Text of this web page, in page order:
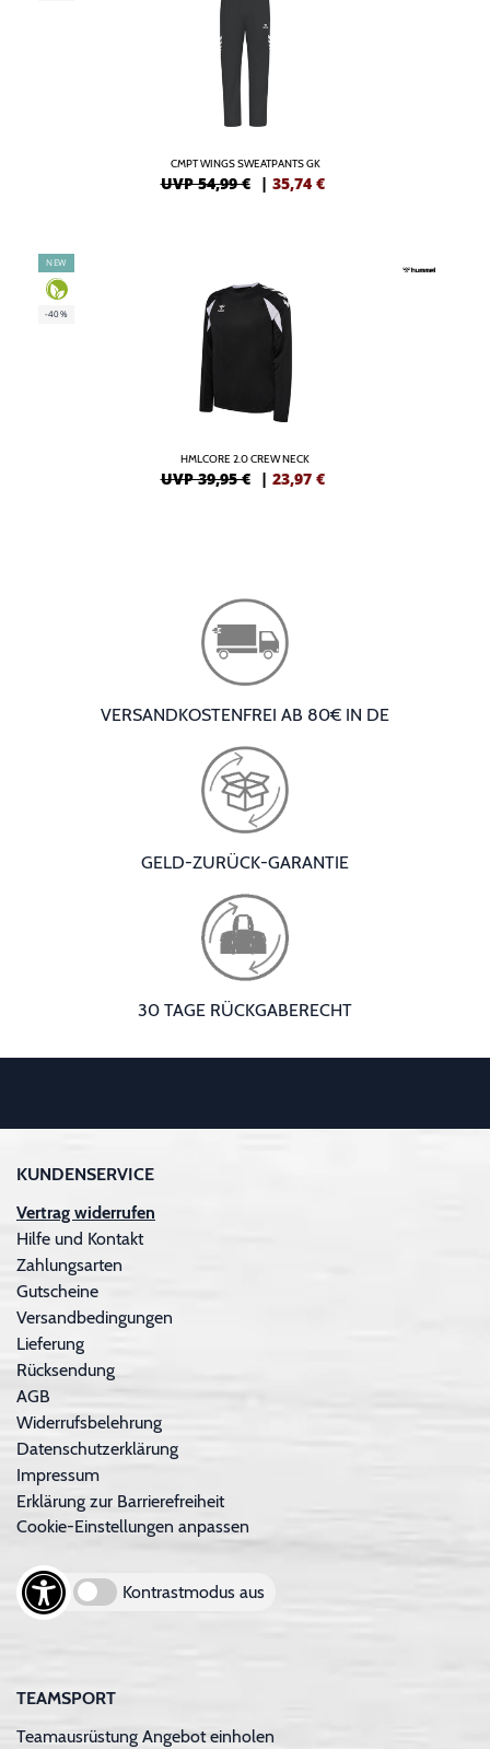
CMPT WINGS SWEATPANTS GK
UVP 54,99 € | 35,74 €
NEW
-40%
HMLCORE 2.0 CREW NECK
UVP 39,95 € | 23,97 €
VERSANDKOSTENFREI AB 80€ IN DE
GELD-ZURÜCK-GARANTIE
30 TAGE RÜCKGABERECHT
KUNDENSERVICE
Vertrag widerrufen
Hilfe und Kontakt
Zahlungsarten
Gutscheine
Versandbedingungen
Lieferung
Rücksendung
AGB
Widerrufsbelehrung
Datenschutzerklärung
Impressum
Erklärung zur Barrierefreiheit
Cookie-Einstellungen anpassen
Kontrastmodus aus
TEAMSPORT
Teamausrüstung Angebot einholen